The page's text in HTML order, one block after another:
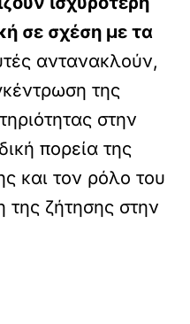
σε σχέση με τα
αντανακλούν,
της
στην
πορεία της
και τον ρόλο του
της ζήτησης στην